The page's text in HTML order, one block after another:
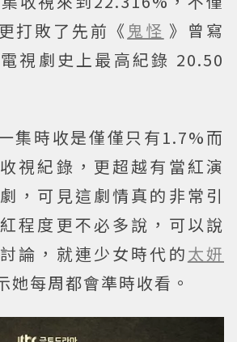
打敗了先前《 鬼怪 》曾寫
視劇史上最高紀錄 20.50
集時收是僅僅只有1.7%而
視紀錄，更超越有當紅演
，可見這劇情真的非常引
程度更不必多說，可以說
論，就連少女時代的太妍
她每周都會準時收看。